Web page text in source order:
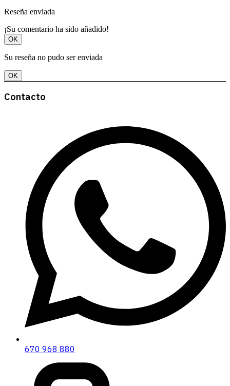
Reseña enviada
¡Su comentario ha sido añadido!
OK
Su reseña no pudo ser enviada
OK
Contacto
670 968 880